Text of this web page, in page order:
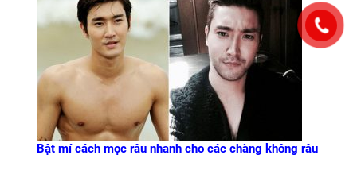
Bật mí cách mọc râu nhanh cho các chàng không râu